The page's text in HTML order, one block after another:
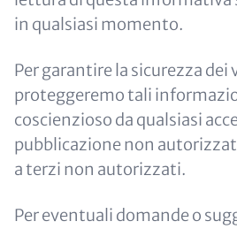
in qualsiasi momento.
Per garantire la sicurezza
proteggeremo tali
coscienzioso da qualsiasi
pubblicazione non
a terzi non autorizzati.
Per eventuali domande o